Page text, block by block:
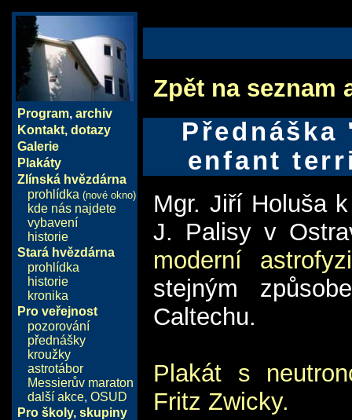
Program, archiv
Kontakt, dotazy
Galerie
Plakáty
Zlínská hvězdárna
prohlídka (nové okno)
kde nás najdete
vybavení
historie
Stará hvězdárna
prohlídka
historie
kronika
Pro veřejnost
pozorování
přednášky
kroužky
astrotábor
Messierův maraton
další akce, OSUD
Pro školy, skupiny
Zpět na seznam
enfant
Mgr. Jiří Holuša
J. Palisy v
moderní
stejným
Caltechu.
Plakát s
Fritz Zwicky.